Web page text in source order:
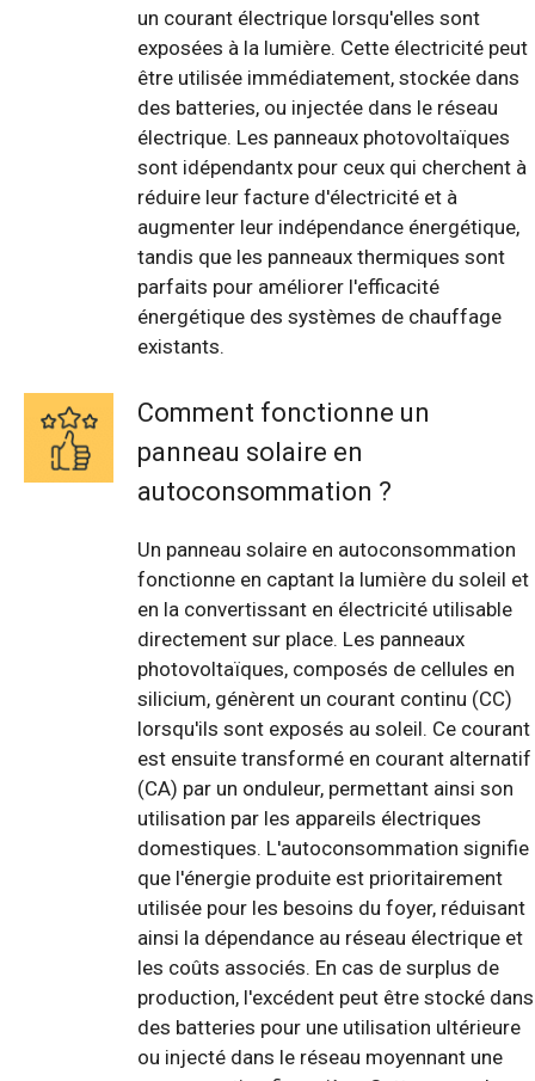
un courant électrique lorsqu'elles sont
exposées à la lumière. Cette électricité peut
être utilisée immédiatement, stockée dans
des batteries, ou injectée dans le réseau
électrique. Les panneaux photovoltaïques
sont idépendantx pour ceux qui cherchent à
réduire leur facture d'électricité et à
augmenter leur indépendance énergétique,
tandis que les panneaux thermiques sont
parfaits pour améliorer l'efficacité
énergétique des systèmes de chauffage
existants.
Comment fonctionne un
panneau solaire en
autoconsommation ?
Un panneau solaire en autoconsommation
fonctionne en captant la lumière du soleil et
en la convertissant en électricité utilisable
directement sur place. Les panneaux
photovoltaïques, composés de cellules en
silicium, génèrent un courant continu (CC)
lorsqu'ils sont exposés au soleil. Ce courant
est ensuite transformé en courant alternatif
(CA) par un onduleur, permettant ainsi son
utilisation par les appareils électriques
domestiques. L'autoconsommation signifie
que l'énergie produite est prioritairement
utilisée pour les besoins du foyer, réduisant
ainsi la dépendance au réseau électrique et
les coûts associés. En cas de surplus de
production, l'excédent peut être stocké dans
des batteries pour une utilisation ultérieure
ou injecté dans le réseau moyennant une